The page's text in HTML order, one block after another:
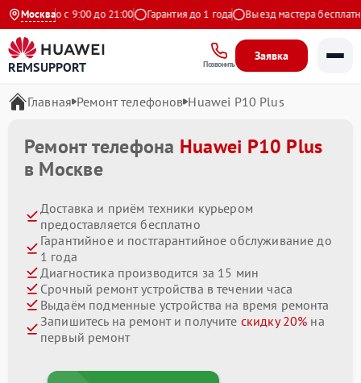
Москвас 9:00 до 21:00 Гарантия до 1 года Выезд мастера бесплатно
REMSUPPORT Позвонить
Заявка
Главная Ремонт телефонов Huawei P10 Plus
Ремонт телефона Huawei P10 Plus
в Москве
Доставка и приём техники курьером
предоставляется бесплатно
Гарантийное и постгарантийное обслуживание до
1 года
Диагностика производится за 15 мин
Срочный ремонт устройства в течении часа
Выдаём подменные устройства на время ремонта
Запишитесь на ремонт и получите скидку 20% на
первый ремонт